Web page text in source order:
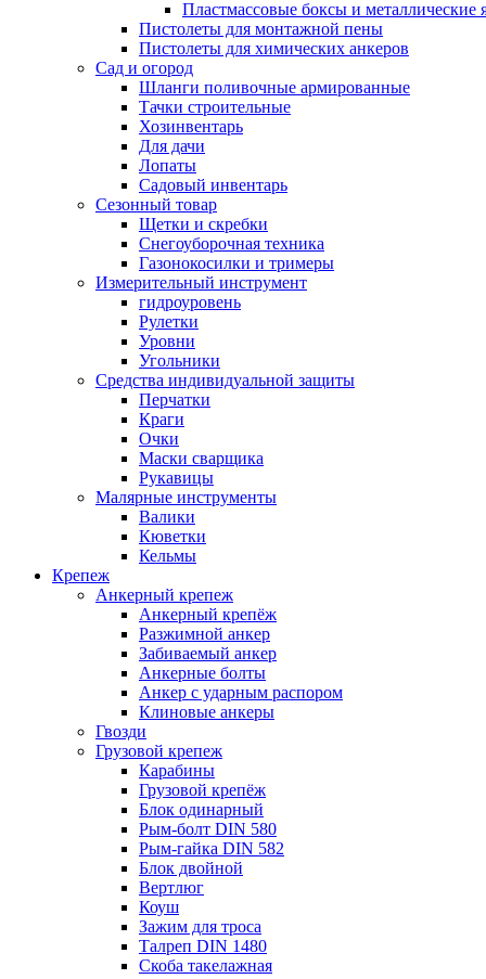
Пластмассовые боксы и металлические
Пистолеты для монтажной пены
Пистолеты для химических анкеров
Сад и огород
Шланги поливочные армированные
Тачки строительные
Хозинвентарь
Для дачи
Лопаты
Садовый инвентарь
Сезонный товар
Щетки и скребки
Снегоуборочная техника
Газонокосилки и тримеры
Измерительный инструмент
гидроуровень
Рулетки
Уровни
Угольники
Средства индивидуальной защиты
Перчатки
Краги
Очки
Маски сварщика
Рукавицы
Малярные инструменты
Валики
Кюветки
Кельмы
Крепеж
Анкерный крепеж
Анкерный крепёж
Разжимной анкер
Забиваемый анкер
Анкерные болты
Анкер с ударным распором
Клиновые анкеры
Гвозди
Грузовой крепеж
Карабины
Грузовой крепёж
Блок одинарный
Рым-болт DIN 580
Рым-гайка DIN 582
Блок двойной
Вертлюг
Коуш
Зажим для троса
Талреп DIN 1480
Скоба такелажная